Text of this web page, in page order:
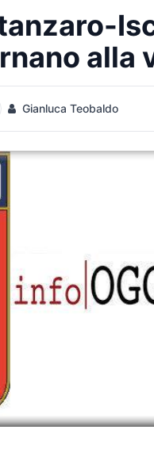
alla
Gianluca Teobaldo